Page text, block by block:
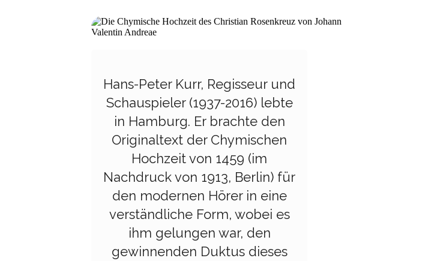
Hans-Peter Kurr, Regisseur und
Schauspieler (1937-2016) lebte
in Hamburg. Er brachte den
Originaltext der Chymischen
Hochzeit von 1459 (im
Nachdruck von 1913, Berlin) für
den modernen Hörer in eine
verständliche Form, wobei es
ihm gelungen war, den
gewinnenden Duktus dieses